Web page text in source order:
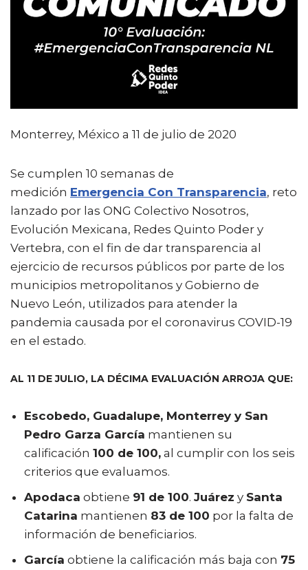
e
b
o
k
te l
ts
A
p
p
p
ar
ti
r
Monterrey, México a 11 de julio de 2020
Se cumplen 10 semanas de
medición Emergencia Con Transparencia, reto
lanzado por las ONG Colectivo Nosotros,
Evolución Mexicana, Redes Quinto Poder y
Vertebra, con el fin de dar transparencia al
ejercicio de recursos públicos por parte de los
municipios metropolitanos y Gobierno de
Nuevo León, utilizados para atender la
pandemia causada por el coronavirus COVID-19
en el estado.
AL 11 DE JULIO, LA DÉCIMA EVALUACIÓN ARROJA QUE:
Escobedo, Guadalupe, Monterrey y San
Pedro Garza García mantienen su
calificación 100 de 100, al cumplir con los seis
criterios que evaluamos.
Apodaca obtiene 91 de 100. Juárez y Santa
Catarina mantienen 83 de 100 por la falta de
información de beneficiarios.
García obtiene la calificación más baja con 75